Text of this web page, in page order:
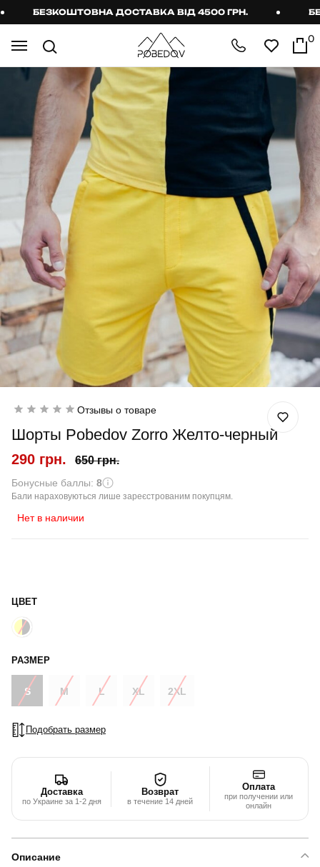
БЕЗКОШТОВНА ДОСТАВКА ВІД 4500 ГРН.
0
Отзывы о товаре
Шорты Pobedov Zorro Желто-черный
290 грн. 650 грн.
Бонусные баллы: 8
Бали нараховуються лише зареєстрованим покупцям.
Нет в наличии
ЦВЕТ
РАЗМЕР
S M L XL 2XL
Подобрать размер
Доставка
по Украине за 1-2 дня
Возврат
в течение 14 дней
Оплата
при получении или
онлайн
Описание